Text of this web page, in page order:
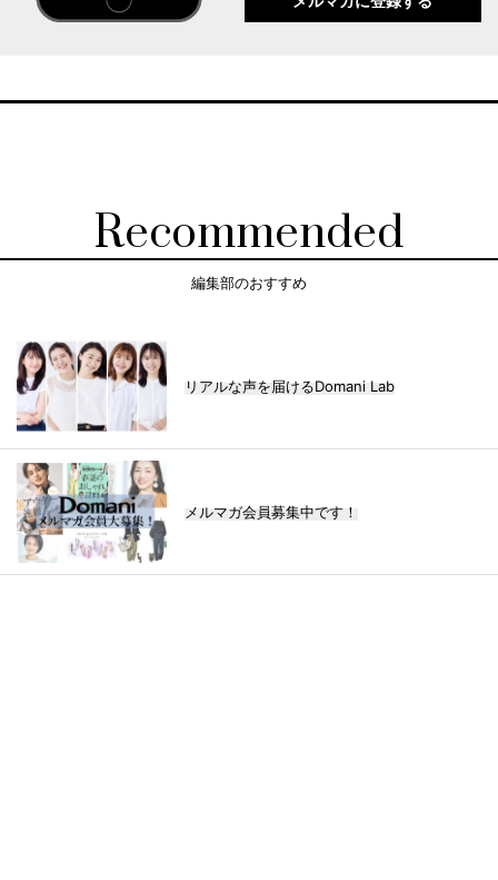
Recommended
編集部のおすすめ
リアルな声を届けるDomani Lab
メルマガ会員募集中です！